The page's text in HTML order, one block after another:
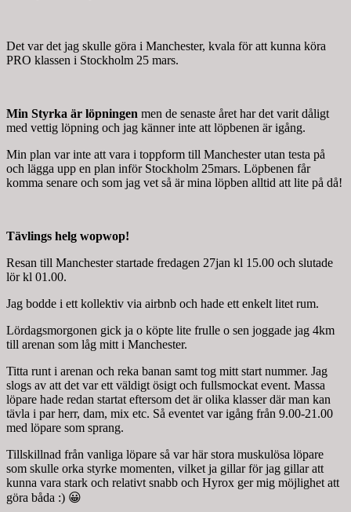
Det var det jag skulle göra i Manchester, kvala för att kunna köra
PRO klassen i Stockholm 25 mars.
Min Styrka är löpningen men de senaste året har det varit dåligt
med vettig löpning och jag känner inte att löpbenen är igång.
Min plan var inte att vara i toppform till Manchester utan testa på
och lägga upp en plan inför Stockholm 25mars. Löpbenen får
komma senare och som jag vet så är mina löpben alltid att lite på då!
Tävlings helg wopwop!
Resan till Manchester startade fredagen 27jan kl 15.00 och slutade
lör kl 01.00.
Jag bodde i ett kollektiv via airbnb och hade ett enkelt litet rum.
Lördagsmorgonen gick ja o köpte lite frulle o sen joggade jag 4km
till arenan som låg mitt i Manchester.
Titta runt i arenan och reka banan samt tog mitt start nummer. Jag
slogs av att det var ett väldigt ösigt och fullsmockat event. Massa
löpare hade redan startat eftersom det är olika klasser där man kan
tävla i par herr, dam, mix etc. Så eventet var igång från 9.00-21.00
med löpare som sprang.
Tillskillnad från vanliga löpare så var här stora muskulösa löpare
som skulle orka styrke momenten, vilket ja gillar för jag gillar att
kunna vara stark och relativt snabb och Hyrox ger mig möjlighet att
göra båda :) 😀